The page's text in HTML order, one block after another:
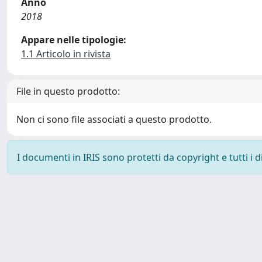
2018
Appare nelle tipologie:
1.1 Articolo in rivista
File in questo prodotto:
Non ci sono file associati a questo prodotto.
I documenti in IRIS sono protetti da copyright e tutti i